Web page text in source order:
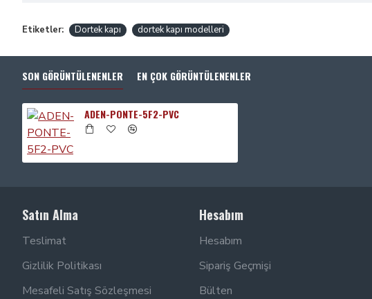
Etiketler: Dortek kapı dortek kapı modelleri
SON GÖRÜNTÜLENENLER EN ÇOK GÖRÜNTÜLENENLER
ADEN-PONTE-5F2-PVC
Satın Alma
Teslimat
Gizlilik Politikası
Mesafeli Satış Sözleşmesi
Hesabım
Hesabım
Sipariş Geçmişi
Bülten